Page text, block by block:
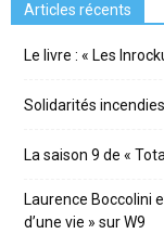
Articles récents
Le livre : « Les
Solidarités
La saison 9 de «
Laurence Boccolini
d’une vie » sur W9